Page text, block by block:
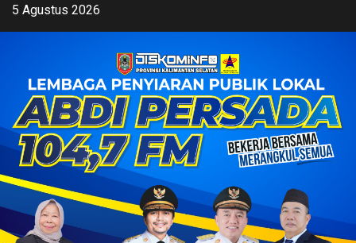
Skip5 Agustus 2026